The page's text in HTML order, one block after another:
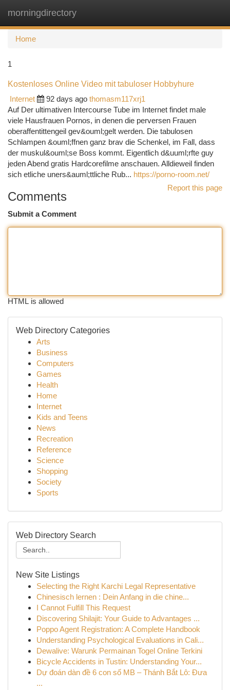
morningdirectory
Home
1
Kostenloses Online Video mit tabuloser Hobbyhure
Internet
92 days ago thomasm117xrj1
Auf Der ultimativen Intercourse Tube im Internet findet male
viele Hausfrauen Pornos, in denen die perversen Frauen
oberaffentittengeil gev&ouml;gelt werden. Die tabulosen
Schlampen &ouml;ffnen ganz brav die Schenkel, im Fall, dass
der muskul&ouml;se Boss kommt. Eigentlich d&uuml;rfte guy
jeden Abend gratis Hardcorefilme anschauen. Alldieweil finden
sich etliche uners&auml;ttliche Rub... https://porno-room.net/
Report this page
Comments
Submit a Comment
HTML is allowed
Web Directory Categories
Arts
Business
Computers
Games
Health
Home
Internet
Kids and Teens
News
Recreation
Reference
Science
Shopping
Society
Sports
Web Directory Search
New Site Listings
Selecting the Right Karchi Legal Representative
Chinesisch lernen : Dein Anfang in die chine...
I Cannot Fulfill This Request
Discovering Shilajit: Your Guide to Advantages ...
Poppo Agent Registration: A Complete Handbook
Understanding Psychological Evaluations in Cali...
Dewalive: Warunk Permainan Togel Online Terkini
Bicycle Accidents in Tustin: Understanding Your...
Dự đoán dàn đề 6 con số MB – Thánh Bắt Lô: Đưa
...